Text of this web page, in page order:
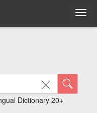
Dictionary 20+